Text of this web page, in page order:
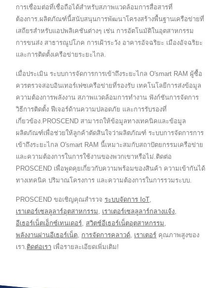
การเชื่อมต่อที่เชื่อถือได้สำหรับสภาพแวดล้อมการสื่อสารที่
ต้องการ.ผลิตภัณฑ์นี้สนับสนุนการพัฒนาโครงสร้างพื้นฐานเครือข่ายที่
เสถียรสำหรับแอปพลิเคชันต่างๆ เช่น การอัตโนมัติในอุตสาหกรรม
การขนส่ง สาธารณูปโภค การเฝ้าระวัง อาคารอัจฉริยะ เมืองอัจฉริยะ
และการติดตั้งเครือข่ายระยะไกล.
เมื่อประเมิน ระบบการจัดการการเข้าถึงระยะไกล O'smart RAM ผู้ซื้อ
ควรตรวจสอบอินเทอร์เฟซเครือข่ายที่รองรับ เทคโนโลยีการส่งข้อมูล
ความต้องการพลังงาน สภาพแวดล้อมการทำงาน ฟังก์ชันการจัดการ
วิธีการติดตั้ง ฟีเจอร์ด้านความปลอดภัย และการรับรองที่
เกี่ยวข้อง.PROSCEND สามารถให้ข้อมูลทางเทคนิคและข้อมูล
ผลิตภัณฑ์เพื่อช่วยให้ลูกค้าตัดสินใจว่าผลิตภัณฑ์ ระบบการจัดการการ
เข้าถึงระยะไกล O'smart RAM นี้เหมาะสมกับสถาปัตยกรรมเครือข่าย
และความต้องการในการใช้งานของพวกเขาหรือไม่.ติดต่อ
PROSCEND เพื่อพูดคุยเกี่ยวกับความพร้อมของสินค้า ความเข้ากันได้
ทางเทคนิค ปริมาณโครงการ และความต้องการในการรวมระบบ.
PROSCEND ขอเชิญคุณสำรวจ ระบบจัดการ IoT,
เราเตอร์เซลลูลาร์อุตสาหกรรม, เราเตอร์เซลลูลาร์กลางแจ้ง,
อีเธอร์เน็ตเอ็กซ์เทนเดอร์, สวิตช์อีเธอร์เน็ตอุตสาหกรรม,
พลังงานผ่านอีเธอร์เน็ต, การจัดการคลาวด์, เราเตอร์ คุณภาพสูงของ
เรา.ติดต่อเรา เพื่อรายละเอียดเพิ่มเติม!